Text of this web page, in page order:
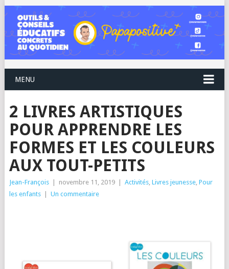
MENU
2 LIVRES ARTISTIQUES
POUR APPRENDRE LES
FORMES ET LES COULEURS
AUX TOUT-PETITS
Jean-François novembre 11, 2019 Activités, Livres jeunesse, Pour
les enfants
Un commentaire